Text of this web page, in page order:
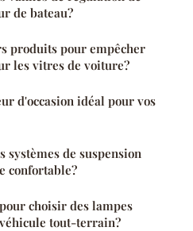
de bateau?
produits pour empêcher
les vitres de voiture?
d'occasion idéal pour vos
de suspension
confortable?
choisir des lampes
tout-terrain?